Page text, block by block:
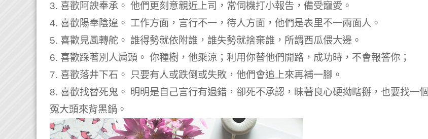
3. 喜歡阿諛奉承。 他們更刻意親近上司，常伺機打小報告，備受寵愛。
4. 喜歡陽奉陰違。 工作方面，言行不一，待人方面，他們是表里不一兩面人。
5. 喜歡見風轉舵。 誰得勢就依附誰，誰失勢就捨棄誰，所謂西瓜偎大邊。
6. 喜歡踩著別人肩頭。 你種樹，他乘涼；利用你替他們開路，成功時，不會報答你；
7. 喜歡落井下石。 只要有人或跌倒或失敗，他們會追上來再補一腳。
8. 喜歡找替死鬼。 明明是自己言行有過錯，卻死不承認，昧著良心硬拗瞎掰，也要找一個
冤大頭來背黑鍋。